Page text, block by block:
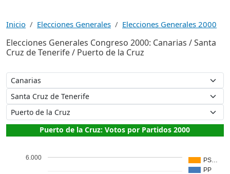
Inicio Elecciones Generales Elecciones Generales 2000
Elecciones Generales Congreso 2000: Canarias / Santa
Cruz de Tenerife / Puerto de la Cruz
Puerto de la Cruz: Votos por Partidos 2000
PS…
PP
6.000